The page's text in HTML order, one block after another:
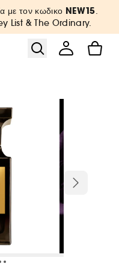
με τον κωδικο NEW15.
List & The Ordinary.